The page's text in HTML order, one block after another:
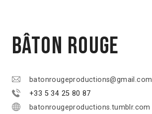
Bâton Rouge
batonrougeproductions@gmail.com
+33 5 34 25 80 87
batonrougeproductions.tumblr.com